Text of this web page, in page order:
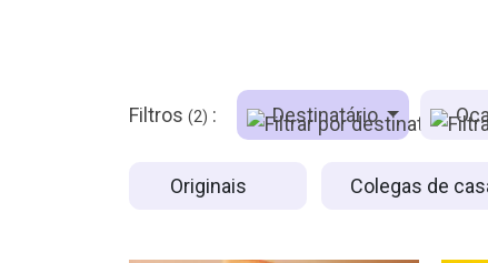
Filtros (2) : Destinatário
Originais Colegas de